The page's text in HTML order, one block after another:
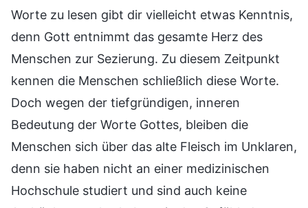
Worte zu lesen gibt dir vielleicht etwas Kenntnis,
denn Gott entnimmt das gesamte Herz des
Menschen zur Sezierung. Zu diesem Zeitpunkt
kennen die Menschen schließlich diese Worte.
Doch wegen der tiefgründigen, inneren
Bedeutung der Worte Gottes, bleiben die
Menschen sich über das alte Fleisch im Unklaren,
denn sie haben nicht an einer medizinischen
Hochschule studiert und sind auch keine